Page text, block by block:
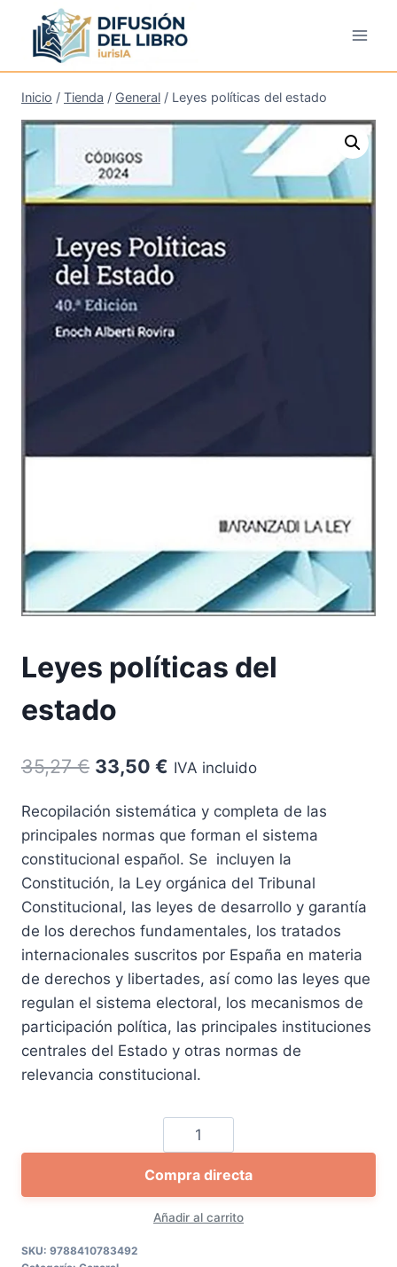
contenido
Inicio / Tienda / General / Leyes políticas del estado
Leyes políticas del
estado
35,27€ El
original
era:
35,27 €.
33,50 € El
actual
es:
33,50 €.
IVA incluido
Recopilación sistemática y completa de las
principales normas que forman el sistema
constitucional español. Se incluyen la
Constitución, la Ley orgánica del Tribunal
Constitucional, las leyes de desarrollo y garantía
de los derechos fundamentales, los tratados
internacionales suscritos por España en materia
de derechos y libertades, así como las leyes que
regulan el sistema electoral, los mecanismos de
participación política, las principales instituciones
centrales del Estado y otras normas de
relevancia constitucional.
Leyes
políticas
del
estado
cantidad
Añadir al carrito
Compra directa
SKU: 9788410783492